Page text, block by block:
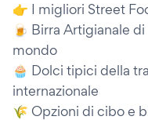
👉 I migliori Street
🍺 Birra Artigianale
mondo
🧁 Dolci tipici della
internazionale
🌾 Opzioni di cibo e